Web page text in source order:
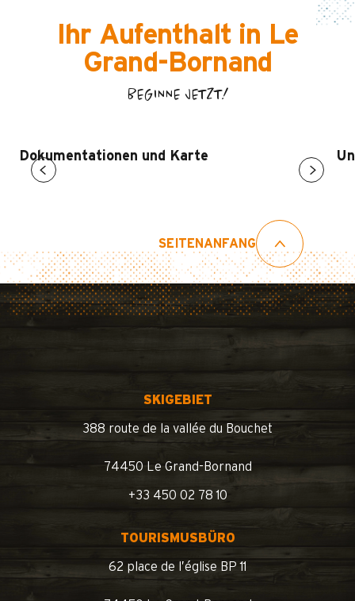
Ihr Aufenthalt in Le
Grand-Bornand
BEGINNE JETZT!
Dokumentationen und Karte
SEITENANFANG
SKIGEBIET
388 route de la vallée du Bouchet
74450 Le Grand-Bornand
+33 450 02 78 10
TOURISMUSBÜRO
62 place de l’église BP 11